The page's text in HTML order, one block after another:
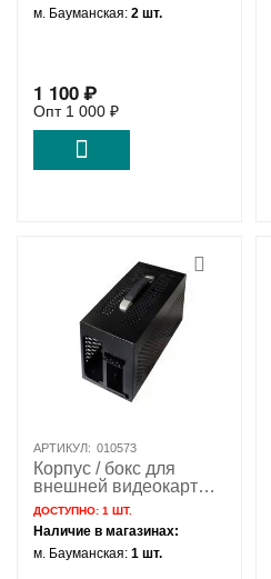
м. Бауманская:2 шт.
1 100₽
Опт 1 000 ₽
АРТИКУЛ: 010573
Корпус / бокс для
внешней видеокарты
NFHK EG01-B /
черный
ДОСТУПНО:1 ШТ.
Наличие в магазинах:
м. Бауманская:1 шт.